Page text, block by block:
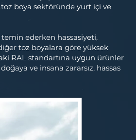
boya sektöründe yurt içi ve
ederken hassasiyeti,
toz boyalara göre yüksek
RAL standartına uygun ürünler
ve insana zararsız, hassas